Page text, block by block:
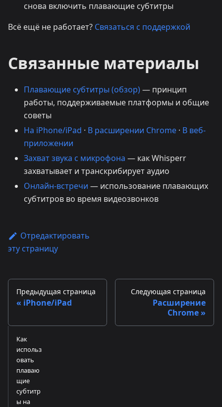
снова включить плавающие субтитры
Всё ещё не работает? Связаться с поддержкой
Связанные материалы
Плавающие субтитры (обзор)— принцип
работы, поддерживаемые платформы и общие
советы
На iPhone/iPad · В расширении Chrome · В веб-
приложении
Захват звука с микрофона — как Whisperr
захватывает и транскрибирует аудио
Онлайн-встречи — использование плавающих
субтитров во время видеозвонков
Отредактировать
эту страницу
Предыдущая страница
iPhone/iPad
Следующая страница
Расширение
Chrome
Как
использ
овать
плаваю
щие
субтитр
ы на